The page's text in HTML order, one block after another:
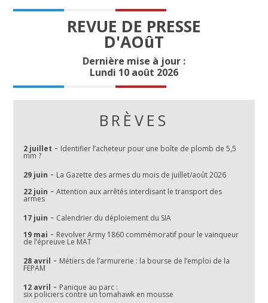
REVUE DE PRESSE
D'AOûT
Dernière mise à jour :
Lundi 10 août 2026
BRÈVES
2 juillet - Identifier l’acheteur pour une boîte de plomb de 5,5
mm ?
29 juin - La Gazette des armes du mois de juillet/août 2026
22 juin -Attention aux arrêtés interdisant le transport des
armes
17 juin - Calendrier du déploiement du SIA
19 mai - Revolver Army 1860 commémoratif pour le vainqueur
de l’épreuve Le MAT
28 avril - Métiers de l’armurerie : la bourse de l’emploi de la
FEPAM
12 avril - Panique au parc :
six policiers contre un tomahawk en mousse